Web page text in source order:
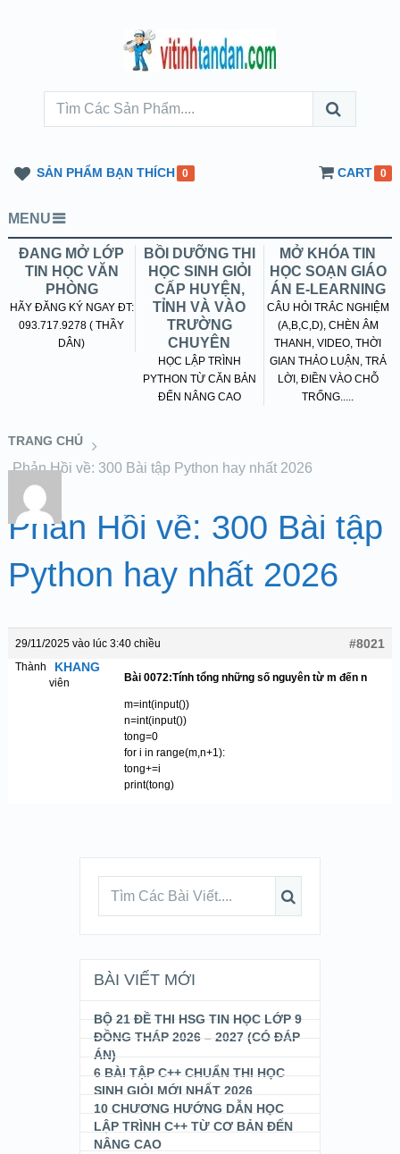
SẢN PHẨM BẠN THÍCH 0 CART 0
MENU
ĐANG MỞ LỚP
TIN HỌC VĂN
PHÒNG
HÃY ĐĂNG KÝ NGAY ĐT:
093.717.9278 ( THẦY
DÂN)
BỒI DƯỠNG THI
HỌC SINH GIỎI
CẤP HUYỆN,
TỈNH VÀ VÀO
TRƯỜNG
CHUYÊN
HỌC LẬP TRÌNH
PYTHON TỪ CĂN BẢN
ĐẾN NÂNG CAO
MỞ KHÓA TIN
HỌC SOẠN GIÁO
ÁN E-LEARNING
CÂU HỎI TRẮC NGHIỆM
(A,B,C,D), CHÈN ÂM
THANH, VIDEO, THỜI
GIAN THẢO LUẬN, TRẢ
LỜI, ĐIỀN VÀO CHỖ
TRỐNG.....
TRANG CHỦ
Phản Hồi về: 300 Bài tập Python hay nhất 2026
Phản Hồi về: 300 Bài tập
Python hay nhất 2026
29/11/2025 vào lúc 3:40 chiều
#8021
KHANG
Thành
viên
Bài 0072:Tính tổng những số nguyên từ m đến n
m=int(input())
n=int(input())
tong=0
for i in range(m,n+1):
tong+=i
print(tong)
BÀI VIẾT MỚI
BỘ 21 ĐỀ THI HSG TIN HỌC LỚP 9
ĐỒNG THÁP 2026 – 2027 (CÓ ĐÁP
ÁN)
6 BÀI TẬP C++ CHUẨN THI HỌC
SINH GIỎI MỚI NHẤT 2026
10 CHƯƠNG HƯỚNG DẪN HỌC
LẬP TRÌNH C++ TỪ CƠ BẢN ĐẾN
NÂNG CAO